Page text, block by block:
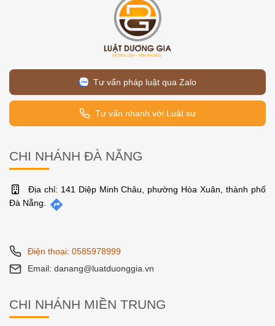
Tư vấn pháp luật qua Zalo
Tư vấn nhanh với Luật sư
CHI NHÁNH ĐÀ NẴNG
Địa chỉ: 141 Diệp Minh Châu, phường Hòa Xuân, thành phố
Đà Nẵng.
Điện thoại: 0585978999
Email: danang@luatduonggia.vn
CHI NHÁNH MIỀN TRUNG